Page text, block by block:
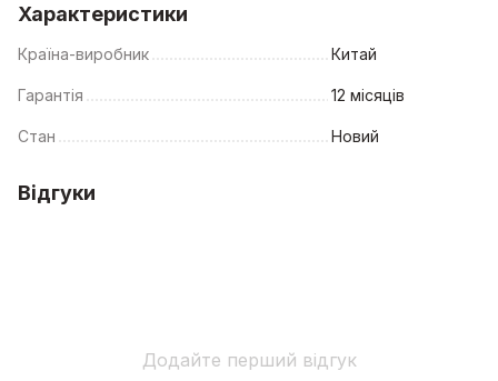
Характеристики
Країна-виробник Китай
Гарантія 12 місяців
Стан Новий
Відгуки
Додайте перший відгук